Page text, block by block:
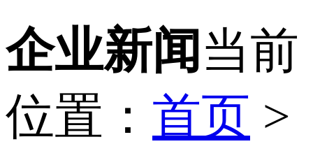
企业新闻 当前
位置： 首页 >